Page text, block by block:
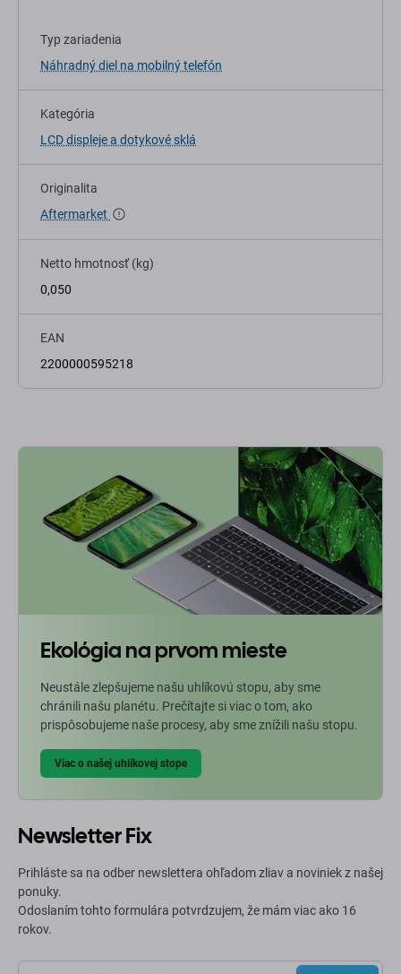
Typ zariadenia
Náhradný diel na mobilný telefón
Kategória
LCD displeje a dotykové sklá
Originalita
Aftermarket
Netto hmotnosť (kg)
0,050
EAN
2200000595218
Ekológia na prvom mieste
Neustále zlepšujeme našu uhlíkovú stopu, aby sme
chránili našu planétu. Prečítajte si viac o tom, ako
prispôsobujeme naše procesy, aby sme znížili našu stopu.
Viac o našej uhlíkovej stope
Newsletter Fix
Prihláste sa na odber newslettera ohľadom zliav a noviniek z našej
ponuky.
Odoslaním tohto formulára potvrdzujem, že mám viac ako 16
rokov.